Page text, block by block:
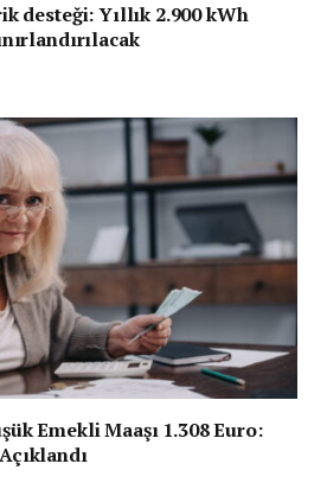
desteği: Yıllık 2.900 kWh
Emekli Maaşı 1.308 Euro: